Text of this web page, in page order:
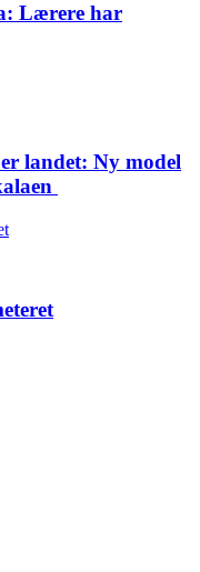
Lærere har
landet: Ny model